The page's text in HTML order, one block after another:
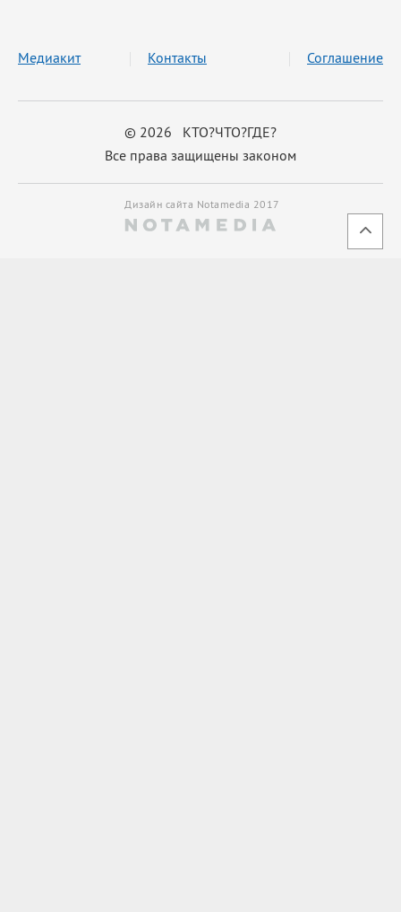
© 2026 КТО?ЧТО?ГДЕ?
Все права защищены законом
Медиакит Контакты Соглашение
Дизайн сайта Notamedia 2017